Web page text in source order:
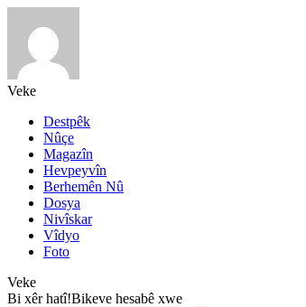
Veke
Destpêk
Nûçe
Magazîn
Hevpeyvîn
Berhemên Nû
Dosya
Nivîskar
Vîdyo
Foto
Veke
Bi xêr hatî!Bikeve hesabê xwe